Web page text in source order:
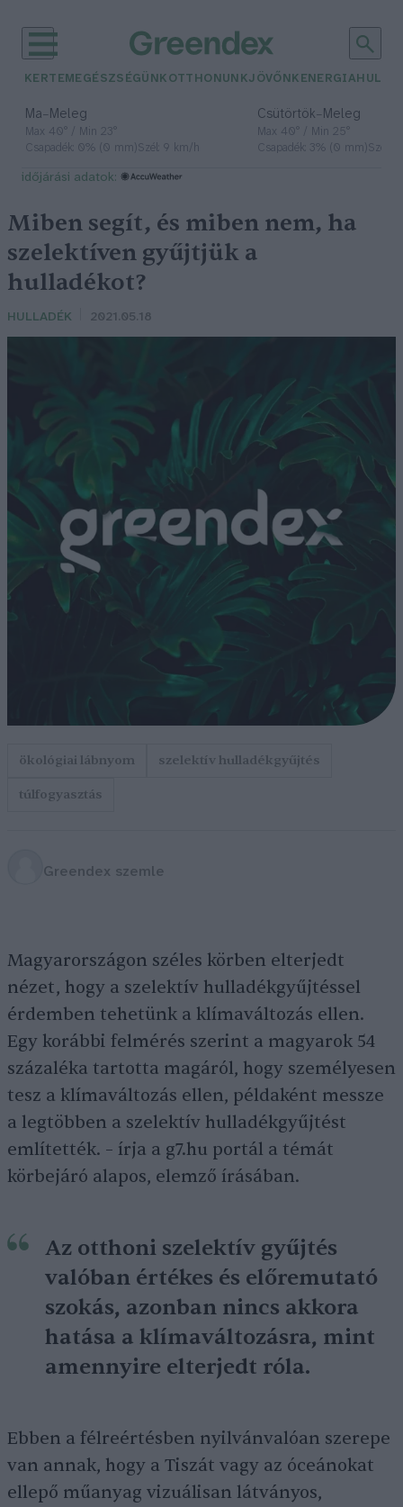
KERTEM EGÉSZSÉGÜNK OTTHONUNKJÖVŐNK ENERGIA
Ma– Meleg
Max 40° / Min 23°
Csapadék: 0% (0 mm)Szél: 9 km/h
Csütörtök– Meleg
Max 40° / Min 25°
Csapadék: 3% (0 mm)Szél:
időjárási adatok:
Miben segít, és miben nem, ha
szelektíven gyűjtjük a
hulladékot?
HULLADÉK 2021.05.18
ökológiai lábnyom
szelektív hulladékgyűjtés
túlfogyasztás
Greendex szemle
Magyarországon széles körben elterjedt
nézet, hogy a szelektív hulladékgyűjtéssel
érdemben tehetünk a klímaváltozás ellen.
Egy korábbi felmérés szerint a magyarok 54
százaléka tartotta magáról, hogy személyesen
tesz a klímaváltozás ellen, példaként messze
a legtöbben a szelektív hulladékgyűjtést
említették. – írja a g7.hu portál a témát
körbejáró alapos, elemző írásában.
Az otthoni szelektív gyűjtés
valóban értékes és előremutató
szokás, azonban nincs akkora
hatása a klímaváltozásra, mint
amennyire elterjedt róla.
Ebben a félreértésben nyilvánvalóan szerepe
van annak, hogy a Tiszát vagy az óceánokat
ellepő műanyag vizuálisan látványos,